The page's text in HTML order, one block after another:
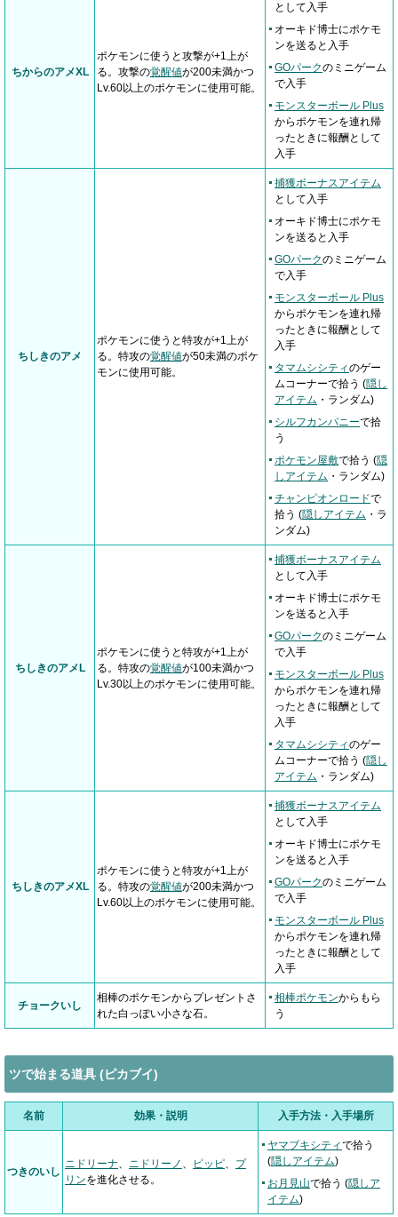
ちからのアメXL
ポケモンに使うと攻撃が+1上が
る。攻撃の覚醒値が200未満かつ
Lv.60以上のポケモンに使用可能。
として入手
オーキド博士にポケモ
ンを送ると入手
GOパークのミニゲーム
で入手
モンスターボール Plus
からポケモンを連れ帰
ったときに報酬として
入手
ちしきのアメ
ポケモンに使うと特攻が+1上が
る。特攻の覚醒値が50未満のポケ
モンに使用可能。
捕獲ボーナスアイテム
として入手
オーキド博士にポケモ
ンを送ると入手
GOパークのミニゲーム
で入手
モンスターボール Plus
からポケモンを連れ帰
ったときに報酬として
入手
タマムシシティのゲー
ムコーナーで拾う (隠し
アイテム ・ランダム)
シルフカンパニーで拾
う
ポケモン屋敷で拾う (隠
しアイテム ・ランダム)
チャンピオンロードで
拾う (隠しアイテム ・ラ
ンダム)
ちしきのアメL
ポケモンに使うと特攻が+1上が
る。特攻の覚醒値が100未満かつ
Lv.30以上のポケモンに使用可能。
捕獲ボーナスアイテム
として入手
オーキド博士にポケモ
ンを送ると入手
GOパークのミニゲーム
で入手
モンスターボール Plus
からポケモンを連れ帰
ったときに報酬として
入手
タマムシシティのゲー
ムコーナーで拾う (隠し
アイテム ・ランダム)
ちしきのアメXL
ポケモンに使うと特攻が+1上が
る。特攻の覚醒値が200未満かつ
Lv.60以上のポケモンに使用可能。
捕獲ボーナスアイテム
として入手
オーキド博士にポケモ
ンを送ると入手
GOパークのミニゲーム
で入手
モンスターボール Plus
からポケモンを連れ帰
ったときに報酬として
入手
チョークいし
相棒のポケモンからプレゼントさ
れた白っぽい小さな石。
相棒ポケモンからもら
う
ツで始まる道具 (ピカブイ)
名前 効果・説明 入手方法・入手場所
つきのいし
ニドリーナ、 ニドリーノ 、 ピッピ、 プ
リンを進化させる。
ヤマブキシティで拾う
(隠しアイテム)
お月見山で拾う (隠しア
イテム)